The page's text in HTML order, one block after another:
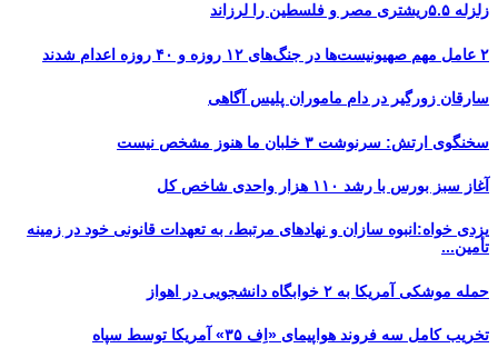
زلزله ۵.۵ریشتری مصر و فلسطین را لرزاند
۲ عامل مهم صهیونیست‌ها در جنگ‌های ۱۲ روزه و ۴۰ روزه اعدام شدند
سارقان زورگیر در دام ماموران پلیس آگاهی
سخنگوی ارتش: سرنوشت ۳ خلبان ما هنوز مشخص نیست
آغاز سبز بورس با رشد ۱۱۰ هزار واحدی شاخص کل
یزدی خواه:انبوه سازان و نهادهای مرتبط، به تعهدات قانونی خود در زمینه
تأمین...
حمله موشکی آمریکا به ۲ خوابگاه دانشجویی در اهواز
تخریب کامل سه فروند هواپیمای «اِف ۳۵» آمریکا توسط سپاه